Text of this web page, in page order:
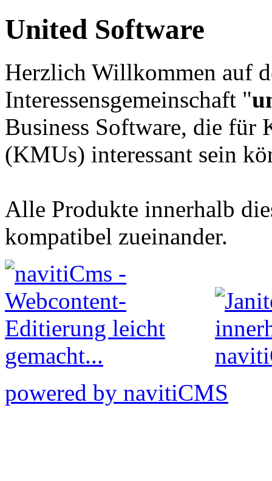
United Software
Herzlich Willkommen auf
Interessensgemeinschaft "
Business Software, die für
(KMUs) interessant sein
Alle Produkte innerhalb
kompatibel zueinander.
powered by navitiCMS